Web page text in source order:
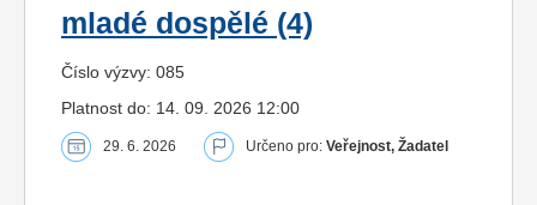
mladé dospělé (4)
Číslo výzvy: 085
Platnost do: 14. 09. 2026 12:00
29. 6. 2026 Určeno pro: Veřejnost, Žadatel